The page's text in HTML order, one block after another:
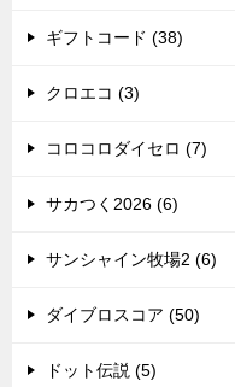
ギフトコード (38)
クロエコ (3)
コロコロダイセロ (7)
サカつく2026 (6)
サンシャイン牧場2 (6)
ダイブロスコア (50)
ドット伝説 (5)